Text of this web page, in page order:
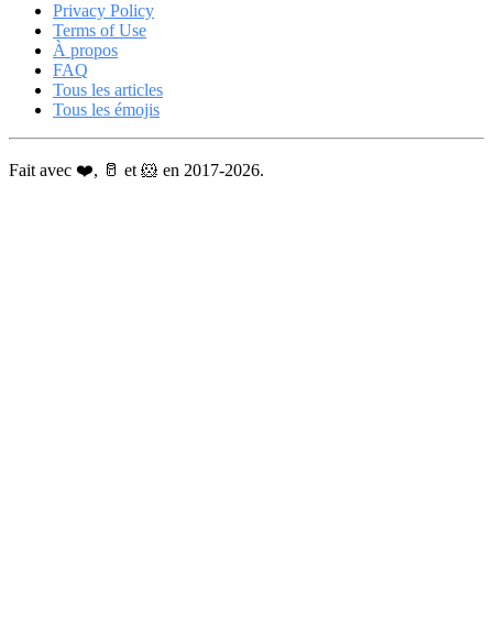
Privacy Policy
Terms of Use
À propos
FAQ
Tous les articles
Tous les émojis
Fait avec ❤️, 🥛 et 🐹 en 2017-2026.